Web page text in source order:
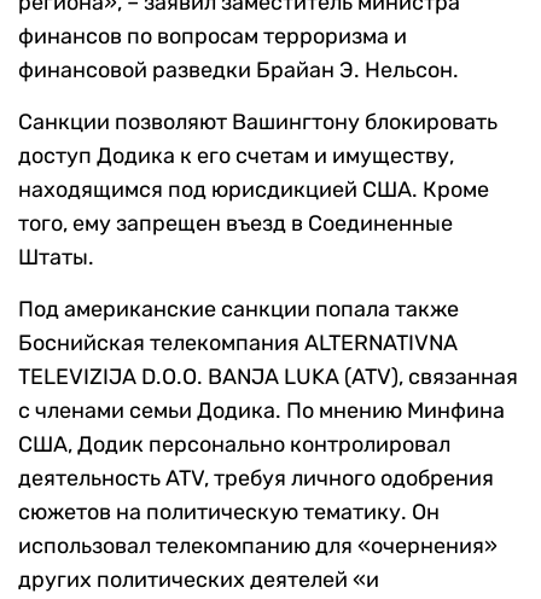
финансов по вопросам терроризма и
финансовой разведки Брайан Э. Нельсон.
Санкции позволяют Вашингтону блокировать
доступ Додика к его счетам и имуществу,
находящимся под юрисдикцией США. Кроме
того, ему запрещен въезд в Соединенные
Штаты.
Под американские санкции попала также
Боснийская телекомпания ALTERNATIVNA
TELEVIZIJA D.O.O. BANJA LUKA (ATV), связанная
с членами семьи Додика. По мнению Минфина
США, Додик персонально контролировал
деятельность ATV, требуя личного одобрения
сюжетов на политическую тематику. Он
использовал телекомпанию для «очернения»
других политических деятелей «и